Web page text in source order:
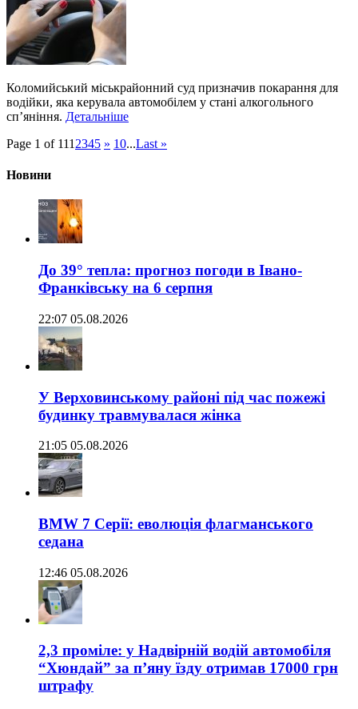
Коломийський міськрайонний суд призначив покарання для
водійки, яка керувала автомобілем у стані алкогольного
сп’яніння. Детальніше
Page 1 of 111 2345 » 10...Last »
Новини
До 39° тепла: прогноз погоди в Івано-
Франківську на 6 серпня
22:07 05.08.2026
У Верховинському районі під час пожежі
будинку травмувалася жінка
21:05 05.08.2026
BMW 7 Серії: еволюція флагманського
седана
12:46 05.08.2026
2,3 проміле: у Надвірній водій автомобіля
“Хюндай” за п’яну їзду отримав 17000 грн
штрафу